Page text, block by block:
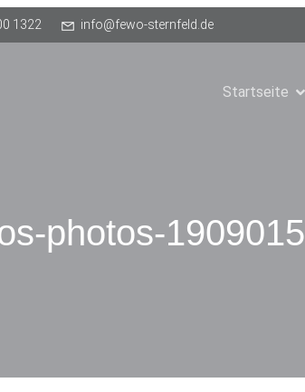
1322 info@fewo-sternfeld.de
Startseite
photos-1909015